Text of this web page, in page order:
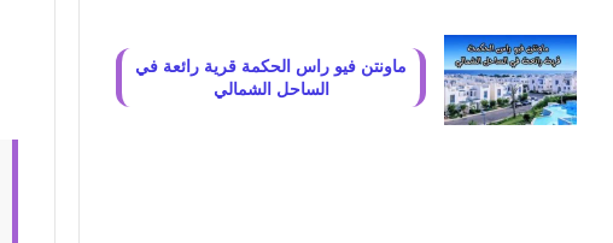
ماونتن فيو راس الحكمة قرية رائعة في
الساحل الشمالي